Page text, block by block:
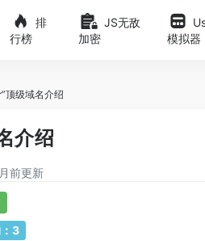
排
行榜
JS无敌
加密
模拟器
顶级域名介绍
介绍
前更新
3